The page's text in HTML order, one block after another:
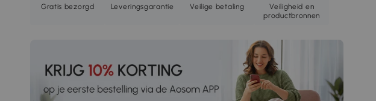
Gratis bezorgd Leveringsgarantie Veilige betaling
Veiligheid en
productbronnen